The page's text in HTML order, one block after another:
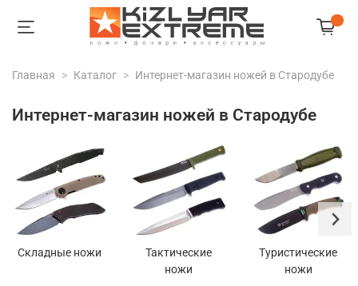
Главная Каталог Интернет-магазин ножей в Стародубе
Интернет-магазин ножей в Стародубе
Складные ножи
Тактические
ножи
Туристические
ножи